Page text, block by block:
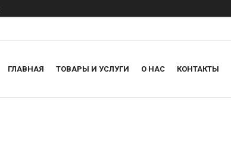
ГЛАВНАЯ ТОВАРЫ И УСЛУГИ О НАС КОНТАКТЫ